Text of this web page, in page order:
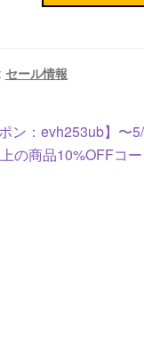
セール情報
ポン：evh253ub】〜
の商品10%OFFコ